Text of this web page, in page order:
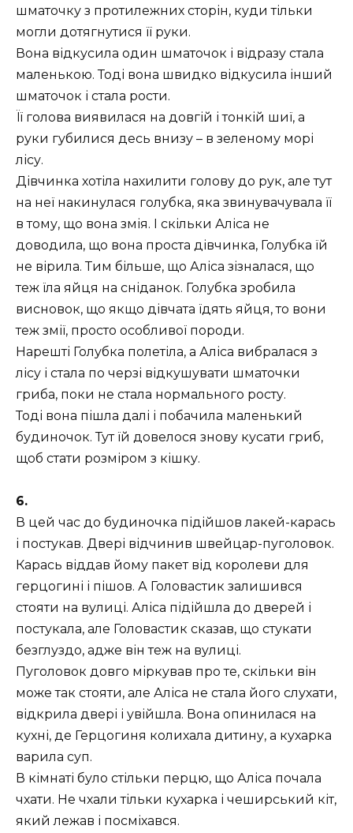
шматочку з протилежних сторін, куди тільки
могли дотягнутися її руки.
Вона відкусила один шматочок і відразу стала
маленькою. Тоді вона швидко відкусила інший
шматочок і стала рости.
Її голова виявилася на довгій і тонкій шиї, а
руки губилися десь внизу – в зеленому морі
лісу.
Дівчинка хотіла нахилити голову до рук, але тут
на неї накинулася голубка, яка звинувачувала її
в тому, що вона змія. І скільки Аліса не
доводила, що вона проста дівчинка, Голубка їй
не вірила. Тим більше, що Аліса зізналася, що
теж їла яйця на сніданок. Голубка зробила
висновок, що якщо дівчата їдять яйця, то вони
теж змії, просто особливої ​​породи.
Нарешті Голубка полетіла, а Аліса вибралася з
лісу і стала по черзі відкушувати шматочки
гриба, поки не стала нормального росту.
Тоді вона пішла далі і побачила маленький
будиночок. Тут їй довелося знову кусати гриб,
щоб стати розміром з кішку.
6.
В цей час до будиночка підійшов лакей-карась
і постукав. Двері відчинив швейцар-пуголовок.
Карась віддав йому пакет від королеви для
герцогині і пішов. А Головастик залишився
стояти на вулиці. Аліса підійшла до дверей і
постукала, але Головастик сказав, що стукати
безглуздо, адже він теж на вулиці.
Пуголовок довго міркував про те, скільки він
може так стояти, але Аліса не стала його слухати,
відкрила двері і увійшла. Вона опинилася на
кухні, де Герцогиня колихала дитину, а кухарка
варила суп.
В кімнаті було стільки перцю, що Аліса почала
чхати. Не чхали тільки кухарка і чеширський кіт,
який лежав і посміхався.